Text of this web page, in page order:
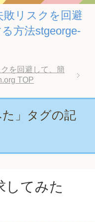
リスクを回避
方法stgeorge-
を回避して、簡
TOP
た」タグの記
してみた